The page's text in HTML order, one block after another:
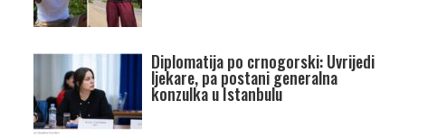
Diplomatija po crnogorski: Uvrijedi
ljekare, pa postani generalna
konzulka u Istanbulu